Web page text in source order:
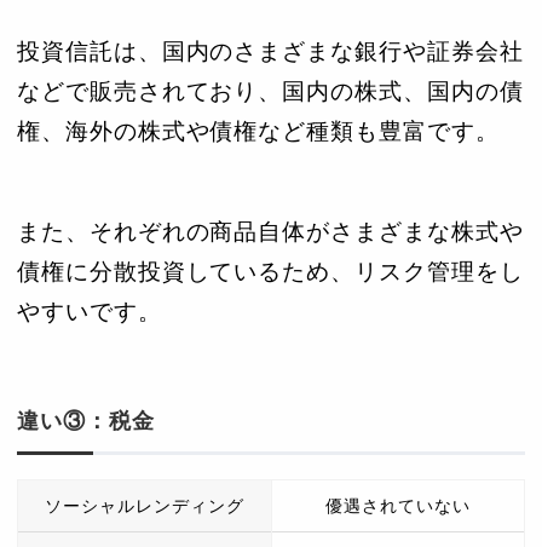
投資信託は、国内のさまざまな銀行や証券会社
などで販売されており、国内の株式、国内の債
権、海外の株式や債権など種類も豊富です。
また、それぞれの商品自体がさまざまな株式や
債権に分散投資しているため、リスク管理をし
やすいです。
違い③：税金
ソーシャルレンディング 優遇されていない